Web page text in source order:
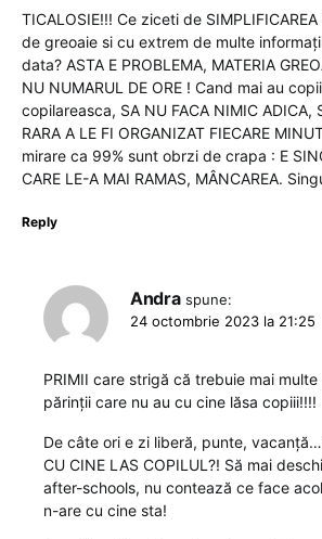
TICALOSIE!!! Ce ziceti de SIMPLIFICAREA
de greoaie si cu extrem de multe
data? ASTA E PROBLEMA, MATERIA
NU NUMARUL DE ORE ! Cand mai au
copilareasca, SA NU FACA NIMIC ADICA,
RARA A LE FI ORGANIZAT FIECARE
mirare ca 99% sunt obrzi de crapa : E
CARE LE-A MAI RAMAS, MÂNCAREA.
Reply
Andra spune:
24 octombrie 2023 la 21:25
PRIMII care strigă că trebuie mai
părinții care nu au cu cine lăsa copiii!!!!
De câte ori e zi liberă, punte,
CU CINE LAS COPILUL?! Să mai
after-schools, nu contează ce face
n-are cu cine sta!